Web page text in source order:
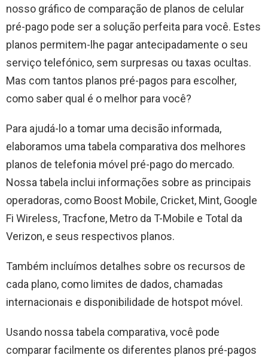
nosso gráfico de comparação de planos de celular
pré-pago pode ser a solução perfeita para você. Estes
planos permitem-lhe pagar antecipadamente o seu
serviço telefónico, sem surpresas ou taxas ocultas.
Mas com tantos planos pré-pagos para escolher,
como saber qual é o melhor para você?
Para ajudá-lo a tomar uma decisão informada,
elaboramos uma tabela comparativa dos melhores
planos de telefonia móvel pré-pago do mercado.
Nossa tabela inclui informações sobre as principais
operadoras, como Boost Mobile, Cricket, Mint, Google
Fi Wireless, Tracfone, Metro da T-Mobile e Total da
Verizon, e seus respectivos planos.
Também incluímos detalhes sobre os recursos de
cada plano, como limites de dados, chamadas
internacionais e disponibilidade de hotspot móvel.
Usando nossa tabela comparativa, você pode
comparar facilmente os diferentes planos pré-pagos